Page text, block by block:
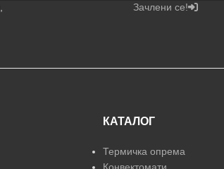
Зачлени се!
КАТАЛОГ
Термичка опрема
Конвектомати